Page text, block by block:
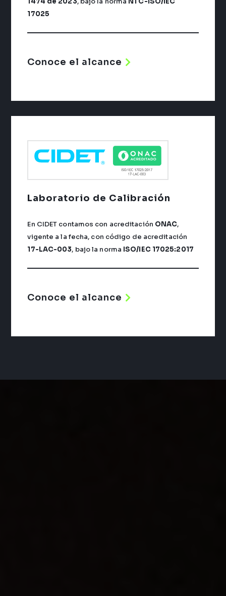
17025
Conoce el alcance
Laboratorio de Calibración
En CIDET contamos con acreditación ONAC,
vigente a la fecha, con código de acreditación
17-LAC-003, bajo la norma ISO/IEC 17025:2017
Conoce el alcance